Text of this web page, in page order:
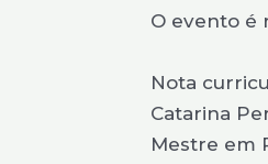
O evento é
Nota
Catarina
Mestre em